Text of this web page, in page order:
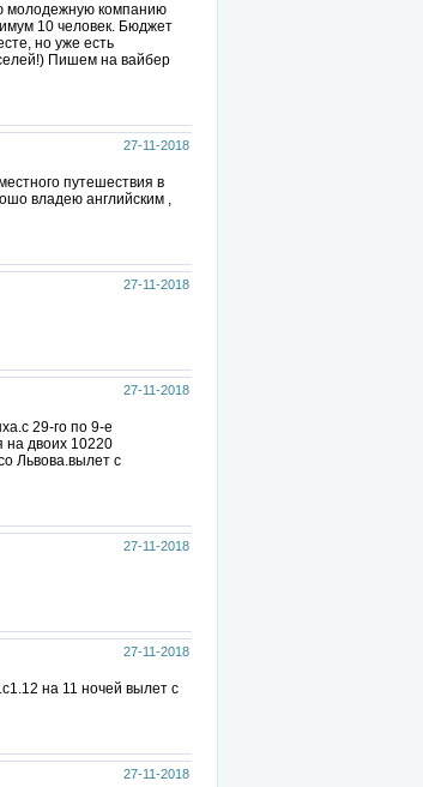
молодежную компанию
10 человек. Бюджет
но уже есть
Пишем на вайбер
27-11-2018
путешествия в
владею английским ,
27-11-2018
27-11-2018
29-го по 9-е
на двоих 10220
Львова.вылет с
27-11-2018
27-11-2018
на 11 ночей вылет с
27-11-2018